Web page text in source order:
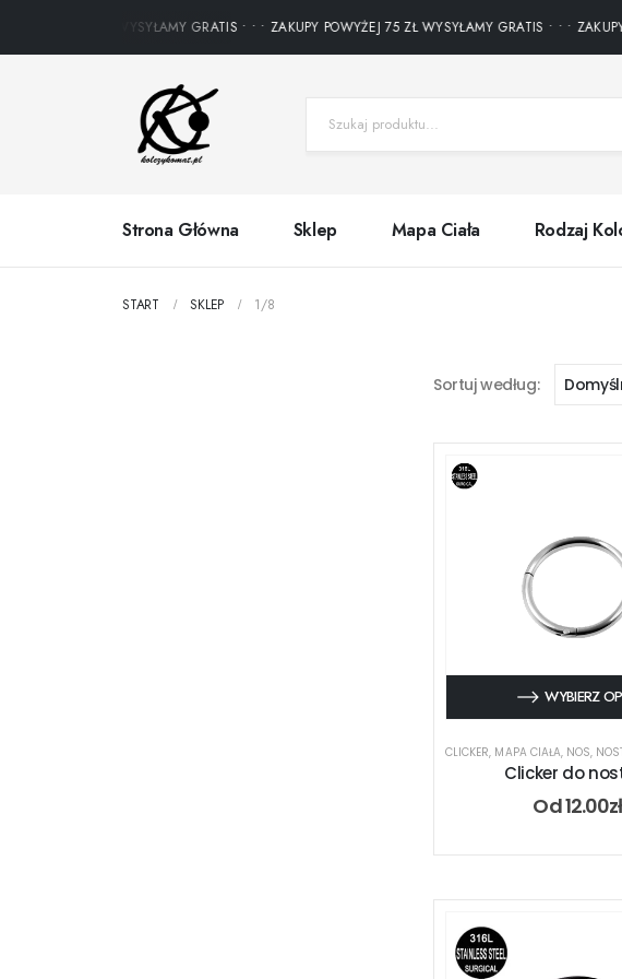
75 ZŁ WYSYŁAMY GRATIS • • • ZAKUPY POWYŻEJ 75 ZŁ WYSYŁAMY GRATIS • • • ZAKUPY
Strona Główna Sklep Mapa Ciała Rodzaj
START SKLEP 1/8
Sortuj według:
WYBIERZ
CLICKER, MAPA CIAŁA, NOS,
Clicker do
Od12.00zł